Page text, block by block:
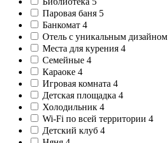
Паровая баня 5
Банкомат 4
Отель с уникальным дизайном
Места для курения 4
Семейные 4
Караоке 4
Игровая комната 4
Детская площадка 4
Холодильник 4
Wi-Fi по всей территории 4
Детский клуб 4